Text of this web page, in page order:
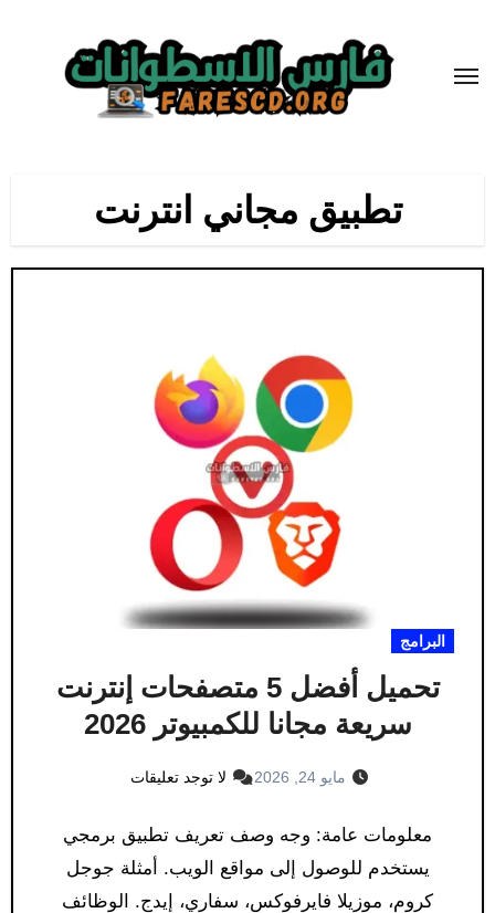
المحتوى
تطبيق مجاني انترنت
البرامج
تحميل أفضل 5 متصفحات إنترنت
سريعة مجانا للكمبيوتر 2026
مايو 24, 2026 لا توجد تعليقات
معلومات عامة: وجه وصف تعريف تطبيق برمجي
يستخدم للوصول إلى مواقع الويب. أمثلة جوجل
كروم، موزيلا فايرفوكس، سفاري، إيدج. الوظائف